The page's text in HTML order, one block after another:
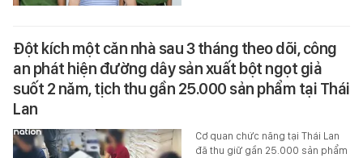
Đột kích một căn nhà sau 3 tháng theo dõi, công
an phát hiện đường dây sản xuất bột ngọt giả
suốt 2 năm, tịch thu gần 25.000 sản phẩm tại Thái
Lan
Cơ quan chức năng tại Thái Lan
đã thu giữ gần 25.000 sản phẩm